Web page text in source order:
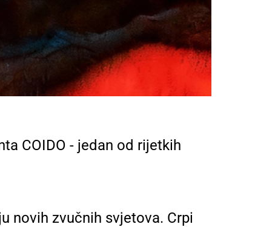
COIDO - jedan od rijetkih
novih zvučnih svjetova. Crpi